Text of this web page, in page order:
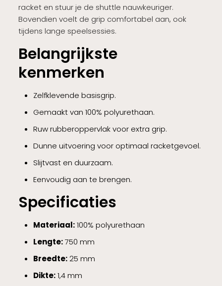
racket en stuur je de shuttle nauwkeuriger.
Bovendien voelt de grip comfortabel aan, ook
tijdens lange speelsessies.
Belangrijkste
kenmerken
Zelfklevende basisgrip.
Gemaakt van 100% polyurethaan.
Ruw rubberoppervlak voor extra grip.
Dunne uitvoering voor optimaal racketgevoel.
Slijtvast en duurzaam.
Eenvoudig aan te brengen.
Specificaties
Materiaal:100% polyurethaan
Lengte:750 mm
Breedte:25 mm
Dikte:1,4 mm